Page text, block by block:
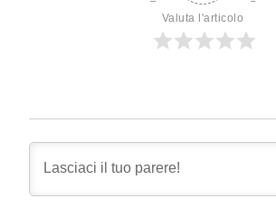
Valuta l'articolo